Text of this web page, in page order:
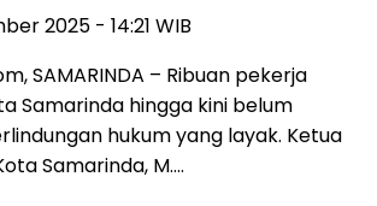
2025 - 14:21 WIB
SAMARINDA – Ribuan pekerja
Samarinda hingga kini belum
hukum yang layak. Ketua
Samarinda, M….